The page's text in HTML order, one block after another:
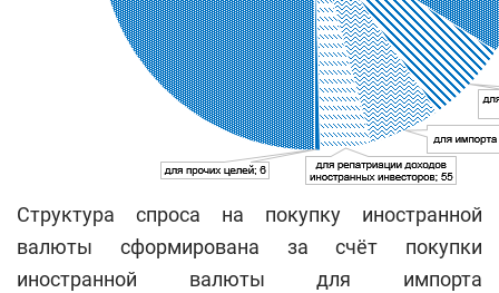
Структура спроса на покупку иностранной
валюты сформирована за счёт покупки
иностранной валюты для импорта